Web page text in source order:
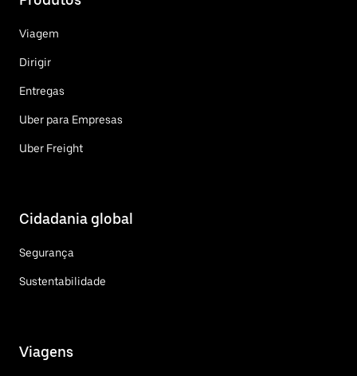
Viagem
Dirigir
Entregas
Uber para Empresas
Uber Freight
Cidadania global
Segurança
Sustentabilidade
Viagens